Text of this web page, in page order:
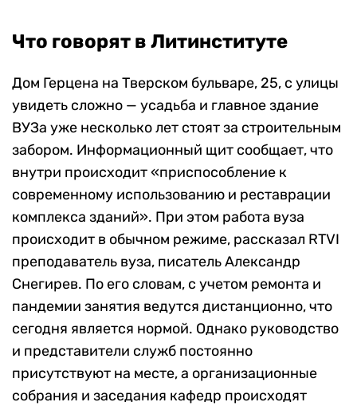
Что говорят в Литинституте
Дом Герцена на Тверском бульваре, 25, с улицы
увидеть сложно — усадьба и главное здание
ВУЗа уже несколько лет стоят за строительным
забором. Информационный щит сообщает, что
внутри происходит «приспособление к
современному использованию и реставрации
комплекса зданий». При этом работа вуза
происходит в обычном режиме, рассказал RTVI
преподаватель вуза, писатель Александр
Снегирев. По его словам, с учетом ремонта и
пандемии занятия ведутся дистанционно, что
сегодня является нормой. Однако руководство
и представители служб постоянно
присутствуют на месте, а организационные
собрания и заседания кафедр происходят